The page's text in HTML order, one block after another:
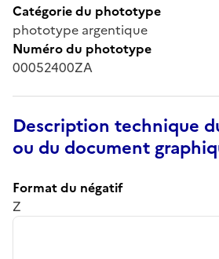
Catégorie du phototype
phototype argentique
Numéro du phototype
00052400ZA
Description technique
ou du document
Format du négatif
Z